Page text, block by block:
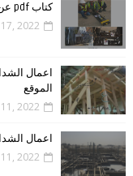
كتاب pdf عن مراحل تنفيذ البوست تنشن slab بالصور
2022
اعمال
الموقع
2022
اعمال
2022